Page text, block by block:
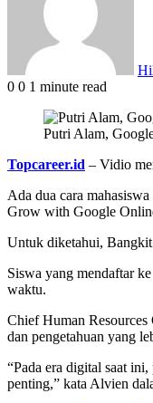
0 0 1 minute read
Putri Alam,
Topcareer.id – Vidio
Ada dua cara
Grow with Google
Untuk diketahui,
Siswa yang mendaftar
waktu.
Chief Human
dan pengetahuan yang
“Pada era digital saat
penting,” kata Alvien